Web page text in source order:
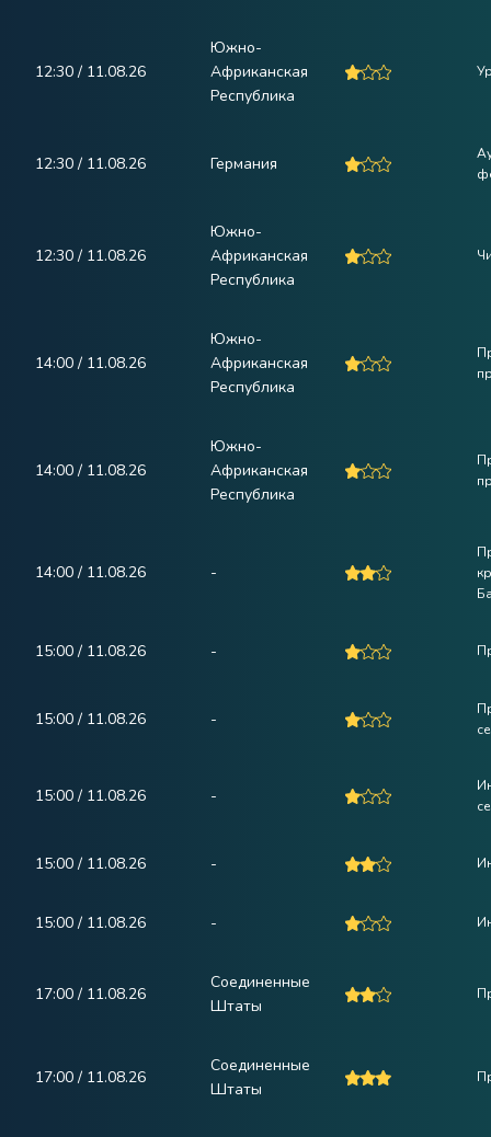
12:30 / 11.08.26
Южно-
Африканская
Республика
12:30 / 11.08.26 Германия
12:30 / 11.08.26
Южно-
Африканская
Республика
14:00 / 11.08.26
Южно-
Африканская
Республика
14:00 / 11.08.26
Южно-
Африканская
Республика
14:00 / 11.08.26 -
15:00 / 11.08.26 -
15:00 / 11.08.26 -
15:00 / 11.08.26 -
15:00 / 11.08.26 -
15:00 / 11.08.26 -
17:00 / 11.08.26
Соединенные
Штаты
17:00 / 11.08.26
Соединенные
Штаты